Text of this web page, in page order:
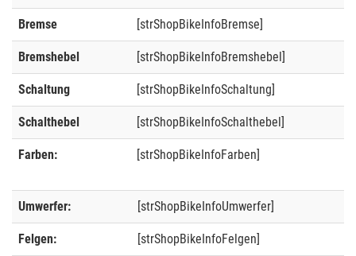
Bremse [strShopBikeInfoBremse]
Bremshebel [strShopBikeInfoBremshebel]
Schaltung [strShopBikeInfoSchaltung]
Schalthebel [strShopBikeInfoSchalthebel]
Farben: [strShopBikeInfoFarben]
Umwerfer: [strShopBikeInfoUmwerfer]
Felgen: [strShopBikeInfoFelgen]